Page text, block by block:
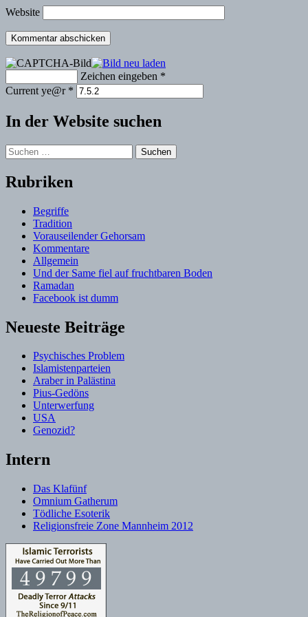
Website
Zeichen eingeben *
Current ye@r *
In der Website suchen
Suchen
nach:
Rubriken
Begriffe
Tradition
Vorauseilender Gehorsam
Kommentare
Allgemein
Und der Same fiel auf fruchtbaren Boden
Ramadan
Facebook ist dumm
Neueste Beiträge
Psychisches Problem
Islamistenparteien
Araber in Palästina
Pius-Gedöns
Unterwerfung
USA
Genozid?
Intern
Das Klafünf
Omnium Gatherum
Tödliche Esoterik
Religionsfreie Zone Mannheim 2012